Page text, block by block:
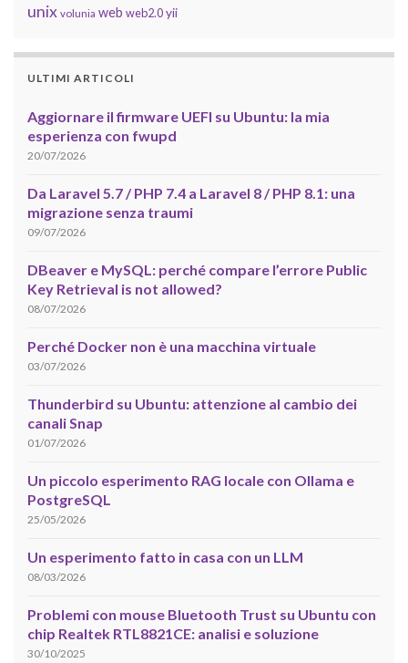
unix volunia web web2.0 yii
ULTIMI ARTICOLI
Aggiornare il firmware UEFI su Ubuntu: la mia
esperienza con fwupd
20/07/2026
Da Laravel 5.7 / PHP 7.4 a Laravel 8 / PHP 8.1: una
migrazione senza traumi
09/07/2026
DBeaver e MySQL: perché compare l’errore Public
Key Retrieval is not allowed?
08/07/2026
Perché Docker non è una macchina virtuale
03/07/2026
Thunderbird su Ubuntu: attenzione al cambio dei
canali Snap
01/07/2026
Un piccolo esperimento RAG locale con Ollama e
PostgreSQL
25/05/2026
Un esperimento fatto in casa con un LLM
08/03/2026
Problemi con mouse Bluetooth Trust su Ubuntu con
chip Realtek RTL8821CE: analisi e soluzione
30/10/2025